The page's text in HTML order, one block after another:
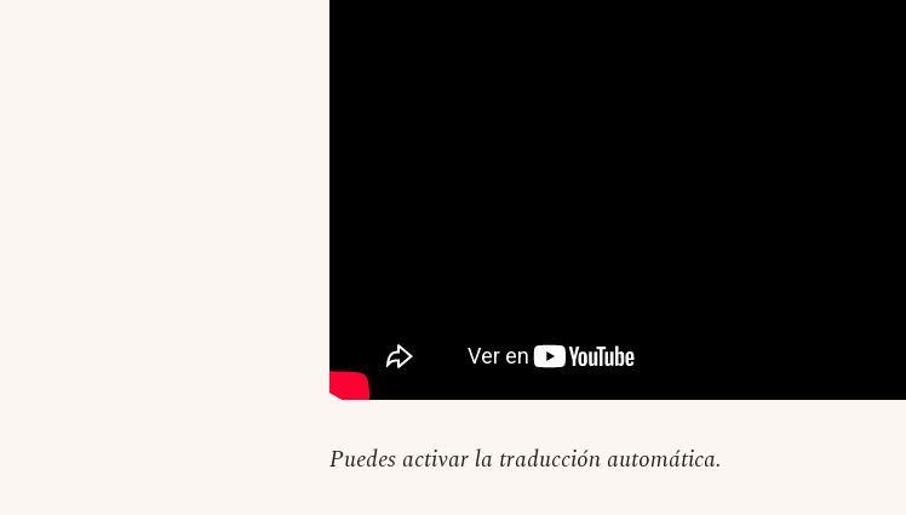
Puedes activar la traducción automática.